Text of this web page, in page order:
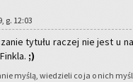
g. 12:03
ty­tu­łu ra­czej nie jest u
;)
myślą, wie­dzie­li co ja o nich